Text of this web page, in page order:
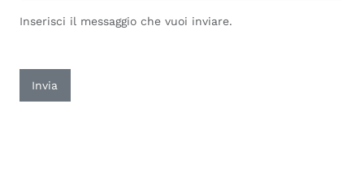
Inserisci il messaggio che vuoi inviare.
Invia